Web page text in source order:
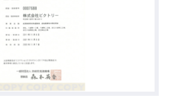
サイト内検索